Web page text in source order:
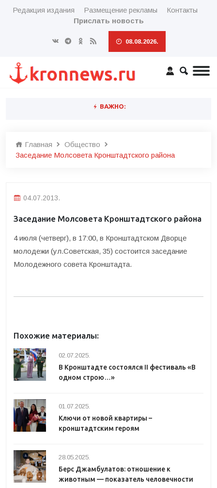
Редакция издания Размещение рекламы
Контакты
Прислать новость
08.08.2026.
ВАЖНО:
Главная
Общество
Заседание Молсовета Кронштадтского района
04.07.2013.
Заседание Молсовета Кронштадтского района
4 июля (четверг), в 17:00, в Кронштадтском Дворце
молодежи (ул.Советская, 35) состоится заседание
Молодежного совета Кронштадта.
Похожие материалы:
02.07.2025.
В Кронштадте состоялся II фестиваль «В
одном строю…»
01.07.2025.
Ключи от новой квартиры –
кронштадтским героям
28.05.2025.
Берс Джамбулатов: отношение к
животным — показатель человечности